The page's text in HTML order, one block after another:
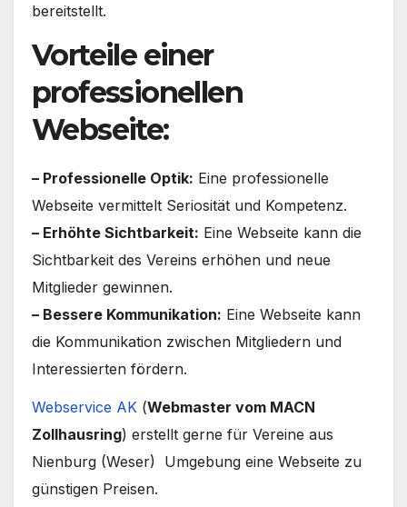
bereitstellt.
Vorteile einer
professionellen
Webseite:
– Professionelle Optik: Eine professionelle
Webseite vermittelt Seriosität und Kompetenz.
– Erhöhte Sichtbarkeit: Eine Webseite kann die
Sichtbarkeit des Vereins erhöhen und neue
Mitglieder gewinnen.
– Bessere Kommunikation: Eine Webseite kann
die Kommunikation zwischen Mitgliedern und
Interessierten fördern.
Webservice AK (Webmaster vom MACN
Zollhausring) erstellt gerne für Vereine aus
Nienburg (Weser) Umgebung eine Webseite zu
günstigen Preisen.